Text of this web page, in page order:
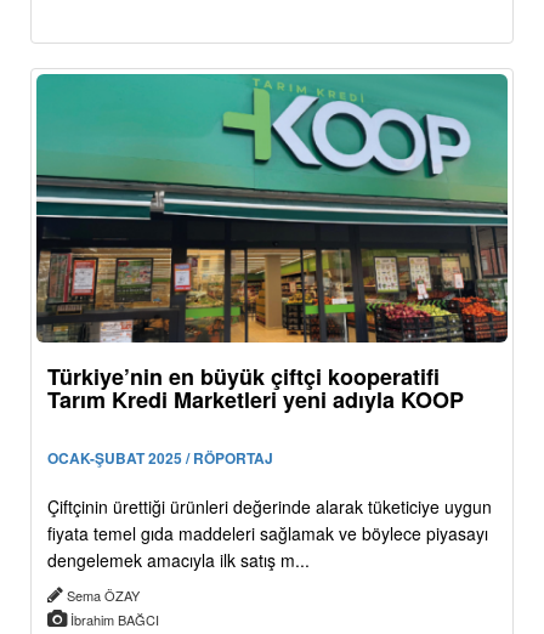
Türkiye’nin en büyük çiftçi kooperatifi
Tarım Kredi Marketleri yeni adıyla KOOP
OCAK-ŞUBAT 2025 / RÖPORTAJ
Çiftçinin ürettiği ürünleri değerinde alarak tüketiciye uygun
fiyata temel gıda maddeleri sağlamak ve böylece piyasayı
dengelemek amacıyla ilk satış m...
Sema ÖZAY
İbrahim BAĞCI